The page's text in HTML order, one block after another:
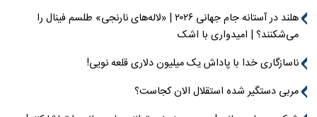
هلند در آستانه جام جهانی ۲۰۲۶ | «لاله‌های نارنجی» طلسم فینال را
می‌شکنند؟ | امیدواری با اشک
ناسازگاری خدا با پاداش یک میلیون دلاری قلعه نویی!
مربی دستگیر شده استقلال الان کجاست؟